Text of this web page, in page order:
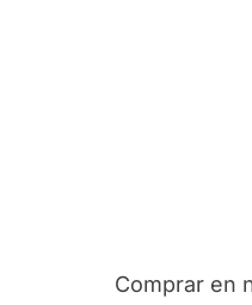
Comprar en